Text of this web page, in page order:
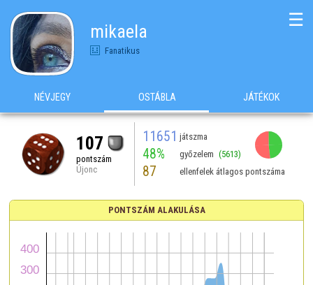
mikaela
Fanatikus
☰
NÉVJEGY OSTÁBLA JÁTÉKOK
107
pontszám
Újonc
11651 játszma
48% győzelem (5613)
87 ellenfelek átlagos pontszáma
PONTSZÁM ALAKULÁSA